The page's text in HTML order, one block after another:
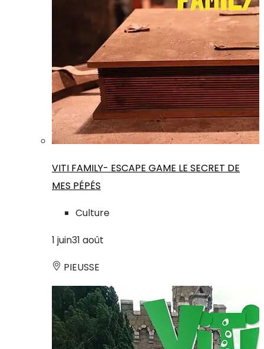
VITI FAMILY- ESCAPE GAME LE SECRET DE
MES PÉPÉS
Culture
1 juin31 août
PIEUSSE